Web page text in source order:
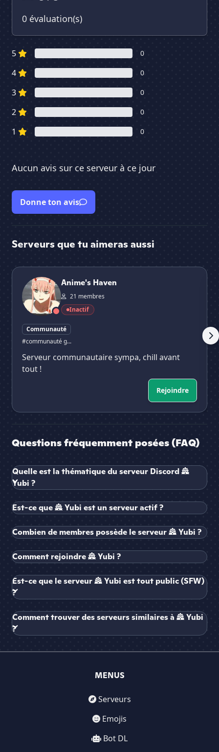
0 évaluation(s)
5 0
4 0
3 0
2 0
1 0
Aucun avis sur ce serveur à ce jour
Donne ton avis
Serveurs que tu aimeras aussi
Anime's Haven
Anime's Haven
21 membres
Inactif
Communauté
#communauté g...
Serveur communautaire sympa, chill avant
tout !
Rejoindre
Questions fréquemment posées (FAQ)
Quelle est la thématique du serveur Discord 🏯
Yubi ?
Est-ce que 🏯 Yubi est un serveur actif ?
Combien de membres possède le serveur 🏯 Yubi ?
Comment rejoindre 🏯 Yubi ?
Est-ce que le serveur 🏯 Yubi est tout public (SFW)
?
Comment trouver des serveurs similaires à 🏯 Yubi
?
MENUS
Serveurs
Emojis
Bot DL